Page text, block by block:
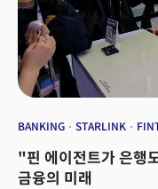
BANKING STARLINK
"핀 에이전트가 은행
금융의 미래